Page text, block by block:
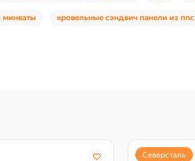
минваты кровельные сэндвич панели из ппс
Северсталь